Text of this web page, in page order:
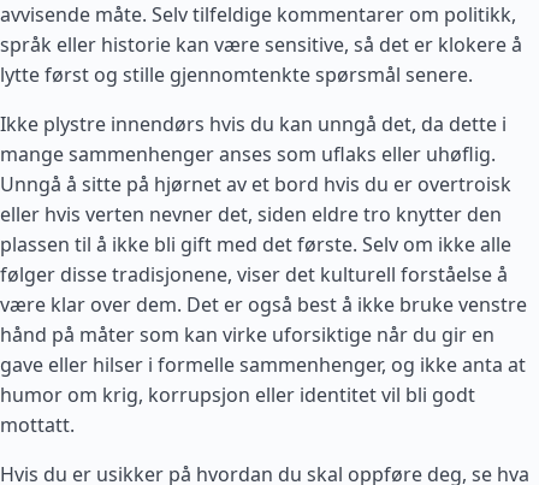
avvisende måte. Selv tilfeldige kommentarer om politikk,
språk eller historie kan være sensitive, så det er klokere å
lytte først og stille gjennomtenkte spørsmål senere.
Ikke plystre innendørs hvis du kan unngå det, da dette i
mange sammenhenger anses som uflaks eller uhøflig.
Unngå å sitte på hjørnet av et bord hvis du er overtroisk
eller hvis verten nevner det, siden eldre tro knytter den
plassen til å ikke bli gift med det første. Selv om ikke alle
følger disse tradisjonene, viser det kulturell forståelse å
være klar over dem. Det er også best å ikke bruke venstre
hånd på måter som kan virke uforsiktige når du gir en
gave eller hilser i formelle sammenhenger, og ikke anta at
humor om krig, korrupsjon eller identitet vil bli godt
mottatt.
Hvis du er usikker på hvordan du skal oppføre deg, se hva